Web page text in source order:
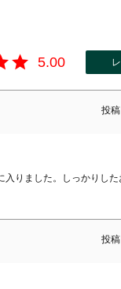
5.00
投稿
りました。しっかりし
投稿